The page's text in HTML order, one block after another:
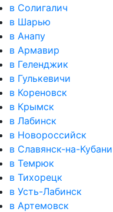
в Солигалич
в Шарью
в Анапу
в Армавир
в Геленджик
в Гулькевичи
в Кореновск
в Крымск
в Лабинск
в Новороссийск
в Славянск-на-Кубани
в Темрюк
в Тихорецк
в Усть-Лабинск
в Артемовск